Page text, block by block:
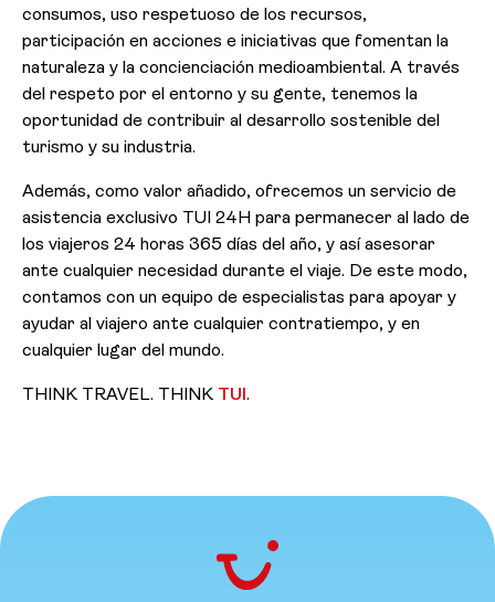
consumos, uso respetuoso de los recursos,
participación en acciones e iniciativas que fomentan la
naturaleza y la concienciación medioambiental. A través
del respeto por el entorno y su gente, tenemos la
oportunidad de contribuir al desarrollo sostenible del
turismo y su industria.
Además, como valor añadido, ofrecemos un servicio de
asistencia exclusivo TUI 24H para permanecer al lado de
los viajeros 24 horas 365 días del año, y así asesorar
ante cualquier necesidad durante el viaje. De este modo,
contamos con un equipo de especialistas para apoyar y
ayudar al viajero ante cualquier contratiempo, y en
cualquier lugar del mundo.
THINK TRAVEL. THINK TUI.